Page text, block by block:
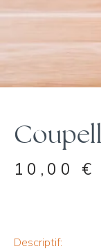
10,00 €
Descriptif: